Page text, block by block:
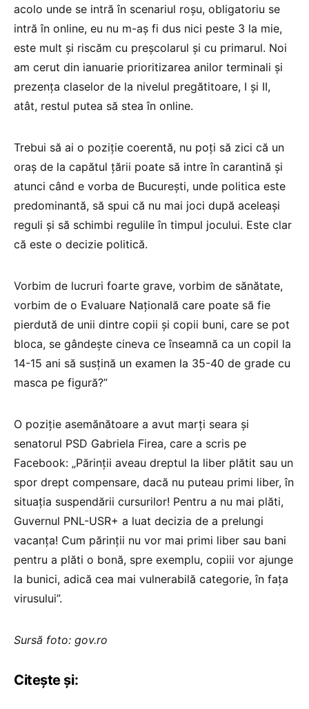
acolo unde se intră în scenariul roșu, obligatoriu se
intră în online, eu nu m-aș fi dus nici peste 3 la mie,
este mult și riscăm cu preșcolarul și cu primarul. Noi
am cerut din ianuarie prioritizarea anilor terminali și
prezența claselor de la nivelul pregătitoare, I și II,
atât, restul putea să stea în online.
Trebui să ai o poziție coerentă, nu poți să zici că un
oraș de la capătul țării poate să intre în carantină și
atunci când e vorba de București, unde politica este
predominantă, să spui că nu mai joci după aceleași
reguli și să schimbi regulile în timpul jocului. Este clar
că este o decizie politică.
Vorbim de lucruri foarte grave, vorbim de sănătate,
vorbim de o Evaluare Națională care poate să fie
pierdută de unii dintre copii și copii buni, care se pot
bloca, se gândește cineva ce înseamnă ca un copil la
14-15 ani să susțină un examen la 35-40 de grade cu
masca pe figură?”
O poziție asemănătoare a avut marți seara și
senatorul PSD Gabriela Firea, care a scris pe
Facebook: „Părinții aveau dreptul la liber plătit sau un
spor drept compensare, dacă nu puteau primi liber, în
situația suspendării cursurilor! Pentru a nu mai plăti,
Guvernul PNL-USR+ a luat decizia de a prelungi
vacanța! Cum părinții nu vor mai primi liber sau bani
pentru a plăti o bonă, spre exemplu, copiii vor ajunge
la bunici, adică cea mai vulnerabilă categorie, în fața
virusului”.
Sursă foto: gov.ro
Citește și: